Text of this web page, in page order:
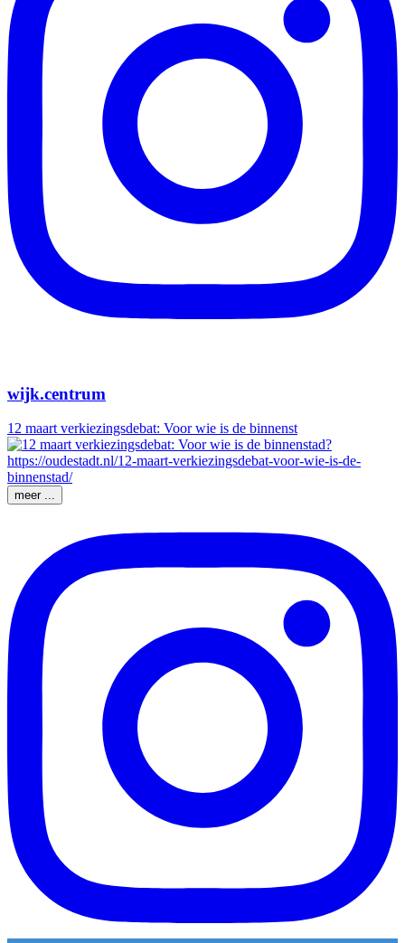
wijk.centrum
12 maart verkiezingsdebat: Voor wie is de binnenst
meer ...